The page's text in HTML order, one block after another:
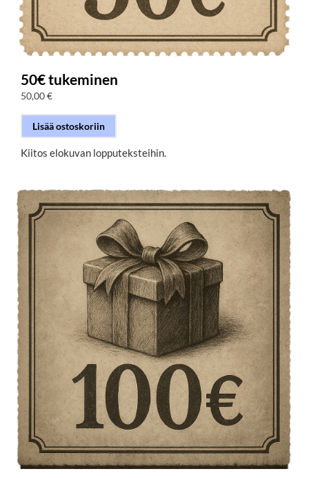
50€ tukeminen
50,00€
Lisää ostoskoriin
Kiitos elokuvan lopputeksteihin.